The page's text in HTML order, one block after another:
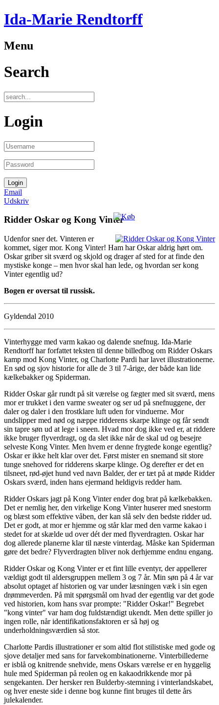
Ida-Marie Rendtorff
Menu
Search
Login
Email
Udskriv
Ridder Oskar og Kong Vinter
Udenfor sner det. Vinteren er
kommet, siger mor. Kong Vinter! Ham har Oskar aldrig hørt om.
Oskar griber sit sværd og skjold og drager af sted for at finde den
mystiske konge – men hvor skal han lede, og hvordan ser kong
Vinter egentlig ud?
Bogen er oversat til russisk.
Gyldendal 2010
Vinterhygge med varm kakao og dalende snefnug. Ida-Marie
Rendtorff har forfattet teksten til denne billedbog om Ridder Oskars
kamp mod Kong Vinter, og Charlotte Pardi har lavet illustrationerne.
En sød og sjov historie for alle de 3 til 7-årige, der både kan lide
kælkebakker og Spiderman.
Ridder Oskar går rundt på sit værelse og fægter med sit sværd, mens
mor er trukket i den varme sweater og ser ud på snefnuggene, der
daler og daler i den frostklare luft uden for vinduerne. Mor
undslipper med nød og næppe ridderens skarpe klinge og får sendt
sin tapre søn ud at lege i sneen. Hvad mor dog ikke ved er, at riddere
ikke bruger flyverdragt, og da slet ikke når de skal ud og besejre
selveste Kong Vinter. Men hvem er denne frygtede konge egentlig?
Oskar er ikke helt klar over det. Først mister en snemand sit store
tunge snehoved for ridderens skarpe klinge. Og derefter er det en
tilsneet, rød-øjet hund ved navn Balder, der er tæt på at møde Ridder
Oskars sværd, inden hans ejermand heldigvis redder ham.
Ridder Oskars jagt på Kong Vinter ender dog brat på kælkebakken.
Det er nemlig her, den virkelige Kong Vinter huserer med snestorm
og blæst som effektive våben, der kan slå selv den bedste ridder ud.
Det er godt, at mor er hjemme og står klar med den varme kakao i
stedet for at skælde ud over dét der med flyverdragten. Oskar har
dog allerede planerne klar til næste vinterdag. Måske kan Spiderman
gøre det bedre? Flyverdragten bliver nok derhjemme endnu engang.
Ridder Oskar og Kong Vinter er et fint lille eventyr, der appellerer
vældigt godt til aldersgruppen mellem 3 og 7 år. Min søn på 4 år var
absolut optaget af historien og var under læsningen væk i sin egen
drømmeverden. På mit spørgsmål om hvad der egentlig var det gode
ved historien, kom hans svar prompte: "Ridder Oskar!" Begrebet
"kong vinter" var ham dog fuldstændigt ukendt. Men dette spiller jo
ingen rolle, når identifikationsfaktoren er så høj og
underholdningsværdien så stor.
Charlotte Pardis illustrationer er som altid flot stilistiske med gode og
sjove detaljer med sans for farvekombinationerne. Vinterbillederne
er isblå og knitrende snehvide, mens Oskars værelse er en hyggelig
hule med Spiderman på reolen og en kakaodrikkende mor på
sengekanten. Der hersker ren Bulderby-stemning i vinterlandskabet,
og hver eneste side i denne bog kunne fint bruges til dette års
julekalender.